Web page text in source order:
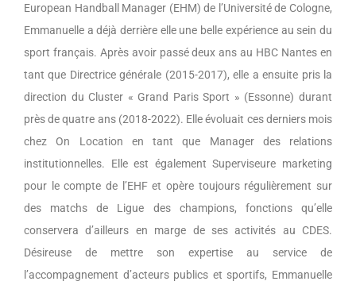
European Handball Manager (EHM) de l’Université de Cologne,
Emmanuelle a déjà derrière elle une belle expérience au sein du
sport français. Après avoir passé deux ans au HBC Nantes en
tant que Directrice générale (2015-2017), elle a ensuite pris la
direction du Cluster « Grand Paris Sport » (Essonne) durant
près de quatre ans (2018-2022). Elle évoluait ces derniers mois
chez On Location en tant que Manager des relations
institutionnelles. Elle est également Superviseure marketing
pour le compte de l’EHF et opère toujours régulièrement sur
des matchs de Ligue des champions, fonctions qu’elle
conservera d’ailleurs en marge de ses activités au CDES.
Désireuse de mettre son expertise au service de
l’accompagnement d’acteurs publics et sportifs, Emmanuelle